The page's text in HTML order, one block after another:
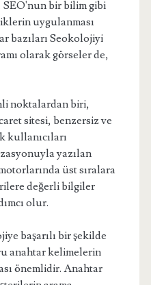
bir bilim gibi
uygulanması
bazıları Seokolojiyi
olarak görseler de,
noktalardan biri,
sitesi, benzersiz ve
kullanıcıları
yazılan
üst sıralara
değerli bilgiler
olur.
başarılı bir şekilde
anahtar kelimelerin
önemlidir. Anahtar